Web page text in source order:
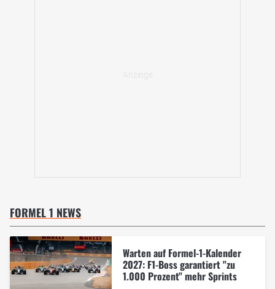
FORMEL 1 NEWS
Warten auf Formel-1-Kalender
2027: F1-Boss garantiert "zu
1.000 Prozent" mehr Sprints